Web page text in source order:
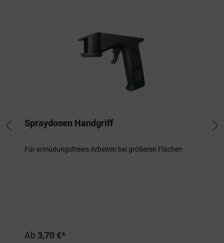
Spraydosen Handgriff
Für ermüdungsfreies Arbeiten bei größeren Flächen
Ab 3,70 €*